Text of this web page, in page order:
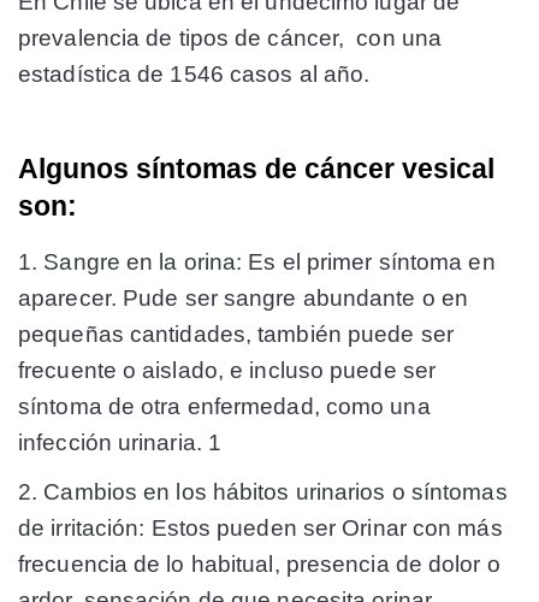
prevalencia de tipos de cáncer, con una
estadística de 1546 casos al año.
Algunos síntomas de cáncer vesical
son:
1. Sangre en la orina: Es el primer síntoma en
aparecer. Pude ser sangre abundante o en
pequeñas cantidades, también puede ser
frecuente o aislado, e incluso puede ser
síntoma de otra enfermedad, como una
infección urinaria. 1
2. Cambios en los hábitos urinarios o síntomas
de irritación: Estos pueden ser Orinar con más
frecuencia de lo habitual, presencia de dolor o